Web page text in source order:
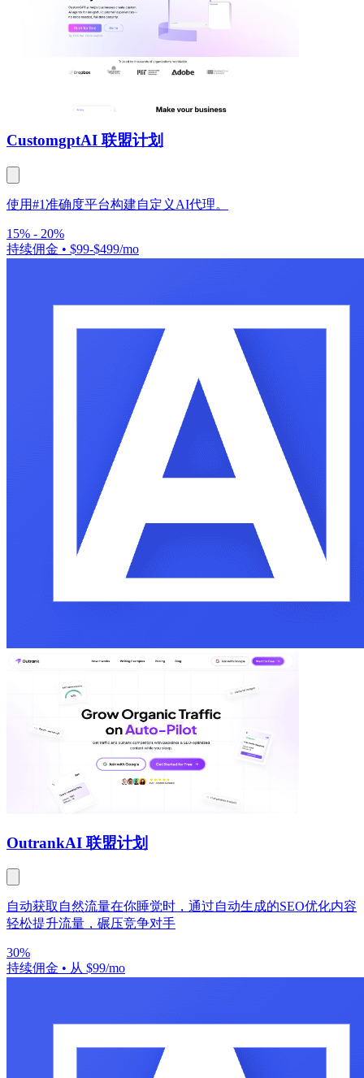
CustomgptAI 联盟计划
使用#1准确度平台构建自定义AI代理。
15% - 20%
持续佣金 • $99-$499/mo
OutrankAI 联盟计划
自动获取自然流量在你睡觉时，通过自动生成的SEO优化内容
轻松提升流量，碾压竞争对手
30%
持续佣金 • 从 $99/mo